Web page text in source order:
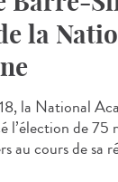
la
la National
l’élection de 75
au cours de sa